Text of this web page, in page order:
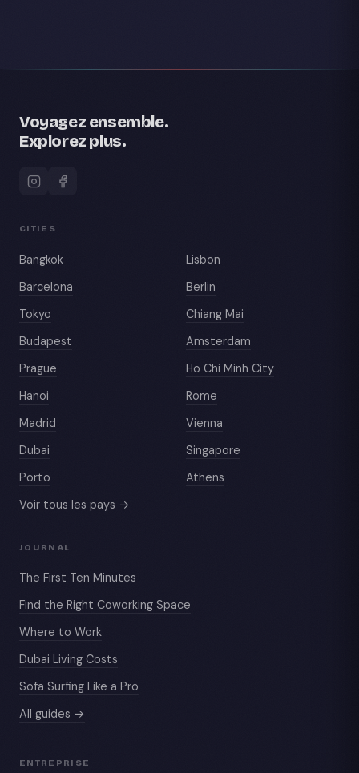
Voyagez ensemble.
Explorez plus.
CITIES
Bangkok
Lisbon
Barcelona
Berlin
Tokyo
Chiang Mai
Budapest
Amsterdam
Prague
Ho Chi Minh City
Hanoi
Rome
Madrid
Vienna
Dubai
Singapore
Porto
Athens
Voir tous les pays →
JOURNAL
The First Ten Minutes
Find the Right Coworking Space
Where to Work
Dubai Living Costs
Sofa Surfing Like a Pro
All guides →
ENTREPRISE